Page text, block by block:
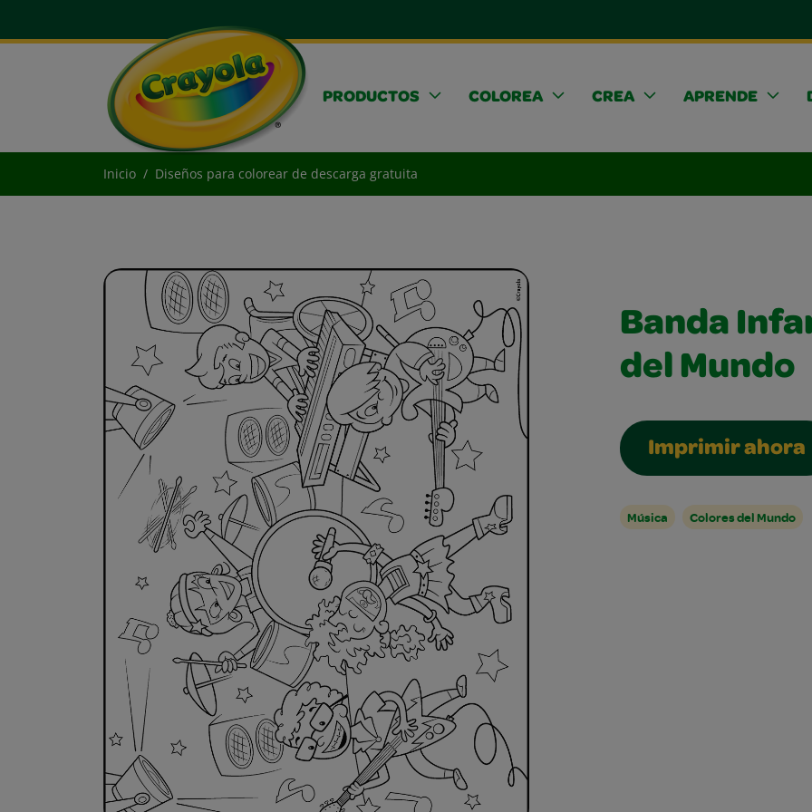
PRODUCTOS COLOREA CREA APRENDE
Inicio Diseños para colorear de descarga gratuita
Banda
del Mundo
Imprimir ahora
Música Colores del Mundo